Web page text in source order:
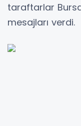
taraftarlar
mesajları verdi.